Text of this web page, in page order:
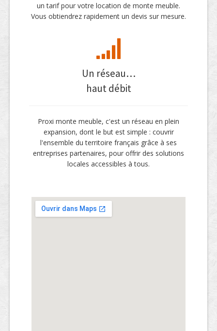
un tarif pour votre location de monte meuble.
Vous obtiendrez rapidement un devis sur mesure.
Un réseau…
haut débit
Proxi monte meuble, c'est un réseau en plein
expansion, dont le but est simple : couvrir
l'ensemble du territoire français grâce à ses
entreprises partenaires, pour offrir des solutions
locales accessibles à tous.